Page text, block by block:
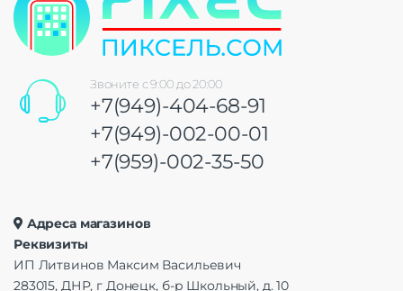
Звоните с 9:00 до 20:00
+7(949)-404-68-91
+7(949)-002-00-01
+7(959)-002-35-50
Адреса магазинов
Реквизиты
ИП Литвинов Максим Васильевич
283015, ДНР, г Донецк, б-р Школьный, д. 10